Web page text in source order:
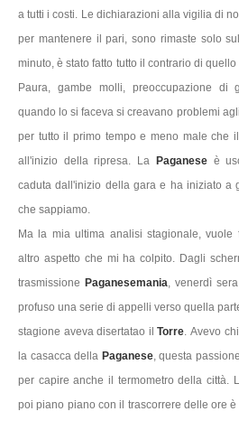
a tutti i costi. Le dichiarazioni alla vigilia di
per mantenere il pari, sono rimaste solo
minuto, è stato fatto tutto il contrario di
Paura, gambe molli, preoccupazione di
quando lo si faceva si creavano problemi
per tutto il primo tempo e meno male che
all'inizio della ripresa. La Paganese è
caduta dall'inizio della gara e ha iniziato a
che sappiamo.
Ma la mia ultima analisi stagionale, vuole
altro aspetto che mi ha colpito. Dagli
trasmissione Paganesemania , venerdì
profuso una serie di appelli verso quella
stagione aveva disertatao ilTorre . Avevo
la casacca della Paganese, questa
per capire anche il termometro della città.
poi piano piano con il trascorrere delle ore